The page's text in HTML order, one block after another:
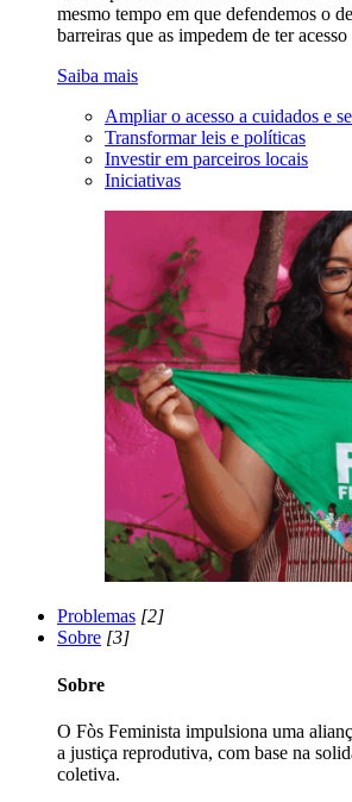
mesmo tempo em que defendemos o
barreiras que as impedem de ter
Saiba mais
Ampliar o acesso a cuidados e
Transformar leis e políticas
Investir em parceiros locais
Iniciativas
Problemas [2]
Sobre [3]
Sobre
O Fòs Feminista impulsiona uma
a justiça reprodutiva, com base na
coletiva.